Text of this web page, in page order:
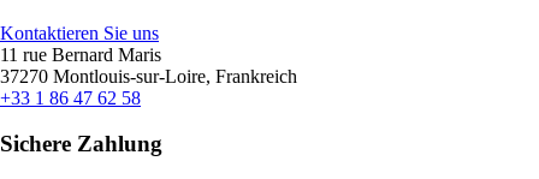
Kontaktieren Sie uns
11 rue Bernard Maris
37270 Montlouis-sur-Loire, Frankreich
+33 1 86 47 62 58
Sichere Zahlung